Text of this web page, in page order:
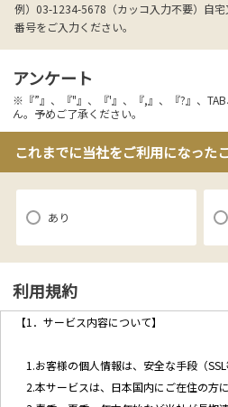
例）03-1234-5678（カッコ入力不要）自
番号をご入力ください。
アンケート
※『”』、『"』、『'』、『,』、『?』、
ん。予めご了承ください。
これまでに当社をご利用になった
あり
利用規約
【1．サービス内容について】
1.お客様の個人情報は、安全な手段（SSL
2.本サービスは、日本国内にご在住の方